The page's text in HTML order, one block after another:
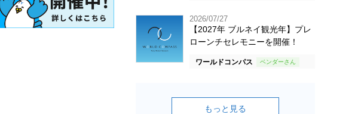
2026/07/27
【2027年 ブルネイ観光年】プレ
ローンチセレモニーを開催！
ワールドコンパス
もっと見る